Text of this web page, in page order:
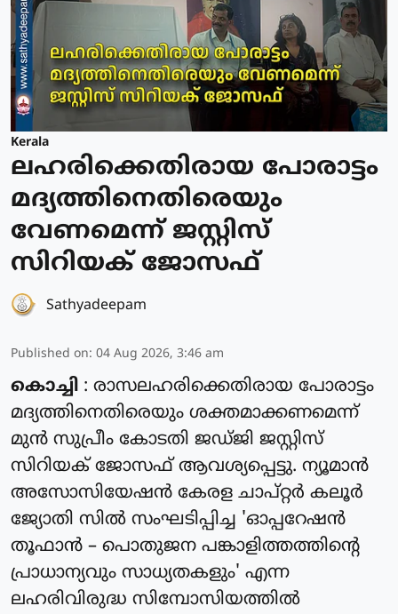
Kerala
ലഹരിക്കെതിരായ പോരാട്ടം
മദ്യത്തിനെതിരെയും
വേണമെന്ന് ജസ്റ്റിസ്
സിറിയക് ജോസഫ്
Sathyadeepam
Published on: 04 Aug 2026, 3:46 am
കൊച്ചി : രാസലഹരിക്കെതിരായ പോരാട്ടം
മദ്യത്തിനെതിരെയും ശക്തമാക്കണമെന്ന്
മുൻ സുപ്രീം കോടതി ജഡ്ജി ജസ്റ്റിസ്
സിറിയക് ജോസഫ് ആവശ്യപ്പെട്ടു. ന്യൂമാൻ
അസോസിയേഷൻ കേരള ചാപ്റ്റർ കലൂർ
ജ്യോതി സിൽ സംഘടിപ്പിച്ച 'ഓപ്പറേഷൻ
തൂഫാൻ – പൊതുജന പങ്കാളിത്തത്തിന്റെ
പ്രാധാന്യവും സാധ്യതകളും' എന്ന
ലഹരിവിരുദ്ധ സിമ്പോസിയത്തിൽ